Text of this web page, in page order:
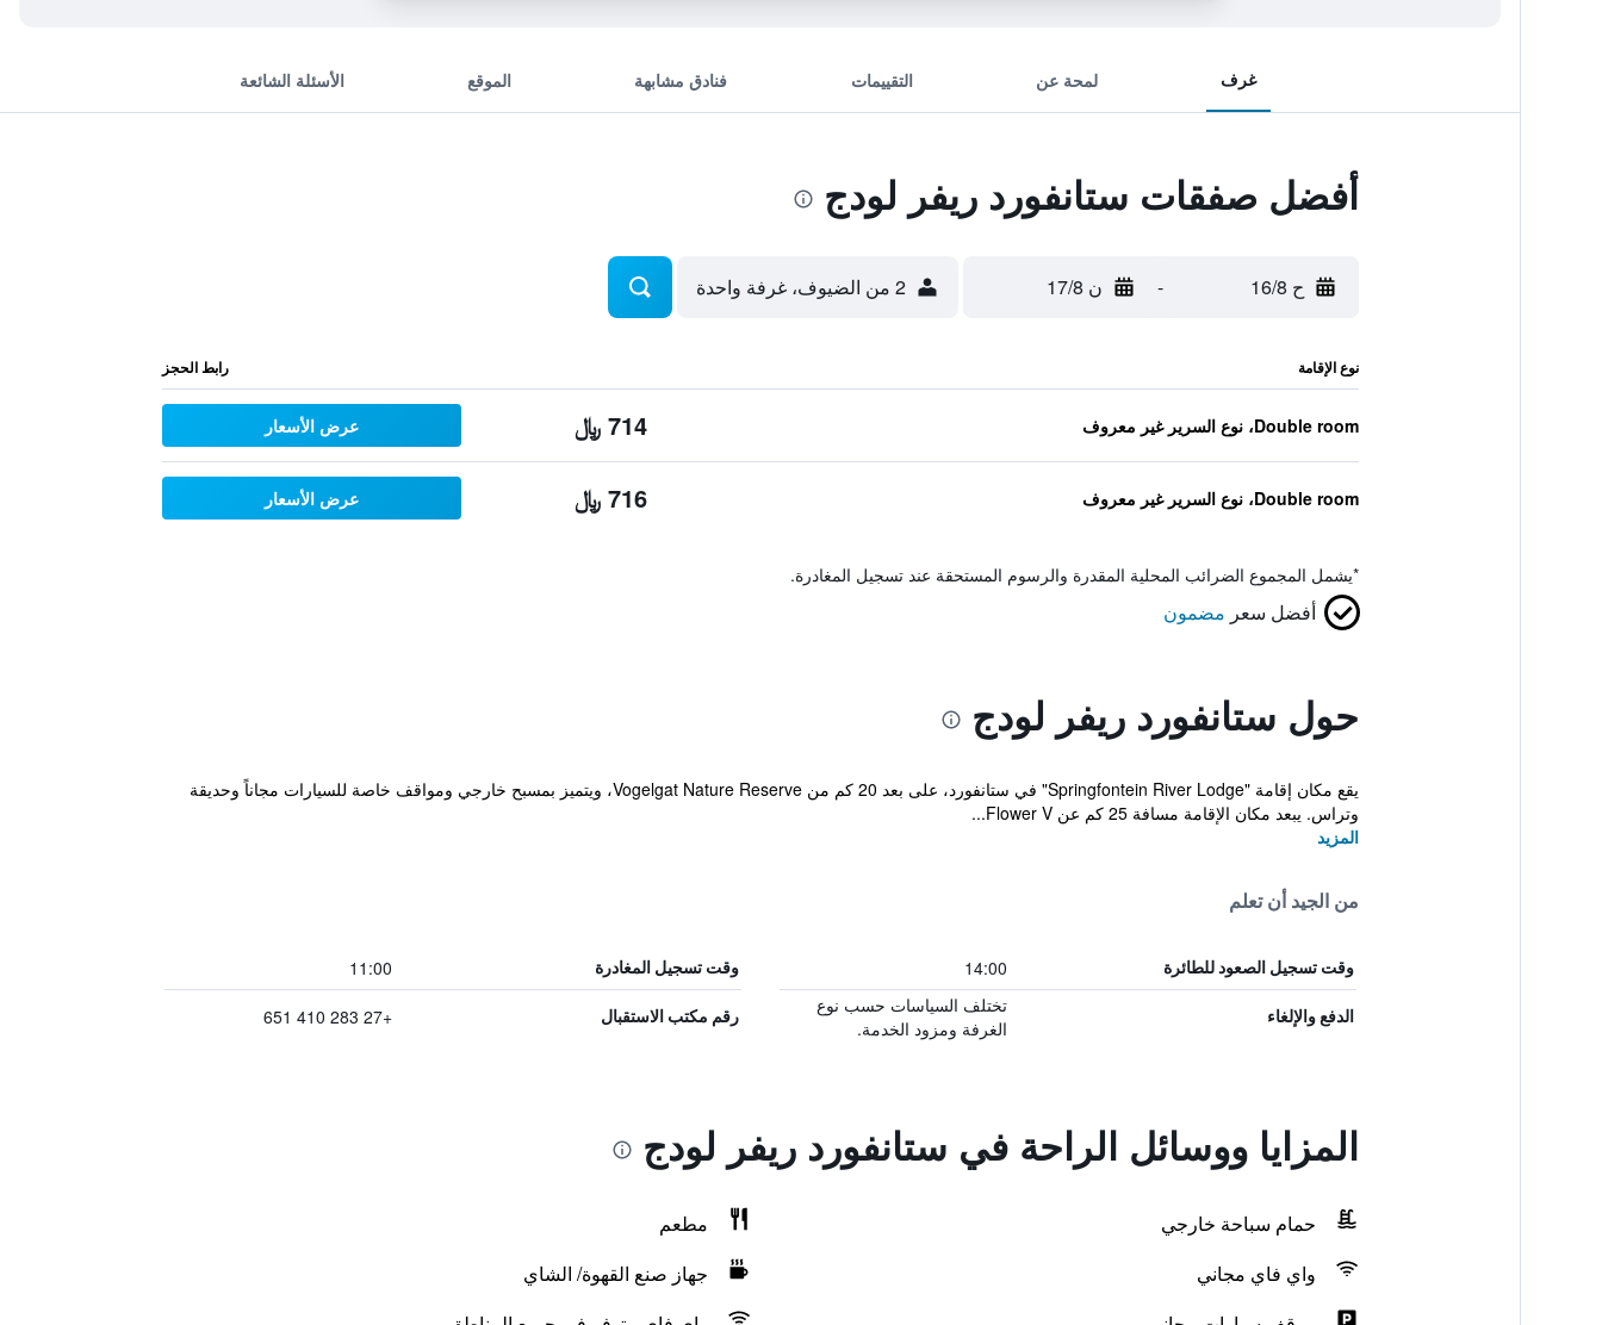
غرف لمحة عن التقييمات فنادق مشابهة الموقع الأسئلة الشائعة
أفضل صفقات ستانفورد ريفر لودج
ح 16/8 - ن 17/8 2 من الضيوف، غرفة واحدة
نوع الإقامة رابط الحجز
Double room، نوع السرير غير معروف 714 ﷼ عرض الأسعار
Double room، نوع السرير غير معروف 716 ﷼ عرض الأسعار
*يشمل المجموع الضرائب المحلية المقدرة والرسوم المستحقة عند تسجيل المغادرة.
أفضل سعر مضمون
حول ستانفورد ريفر لودج
يقع مكان إقامة "Springfontein River Lodge" في ستانفورد، على بعد 20 كم من Vogelgat Nature Reserve، ويتميز بمسبح خارجي ومواقف خاصة للسيارات مجاناً وحديقة
وتراس. يبعد مكان الإقامة مسافة 25 كم عن Flower V...
المزيد
من الجيد أن تعلم
وقت تسجيل الصعود للطائرة 14:00 وقت تسجيل المغادرة 11:00
الدفع والإلغاء
تختلف السياسات حسب نوع
الغرفة ومزود الخدمة.
رقم مكتب الاستقبال +27 283 410 651
المزايا ووسائل الراحة في ستانفورد ريفر لودج
حمام سباحة خارجي
مطعم
واي فاي مجاني
جهاز صنع القهوة/ الشاي